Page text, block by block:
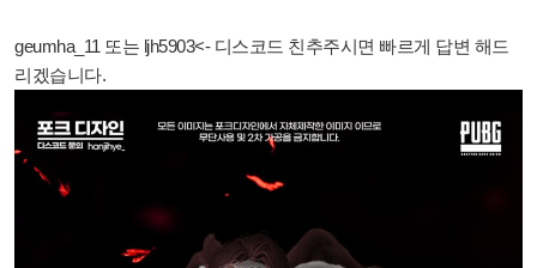
geumha_11 또는 ljh5903<- 디스코드 친추주시면 빠르게 답변 해드
리겠습니다.